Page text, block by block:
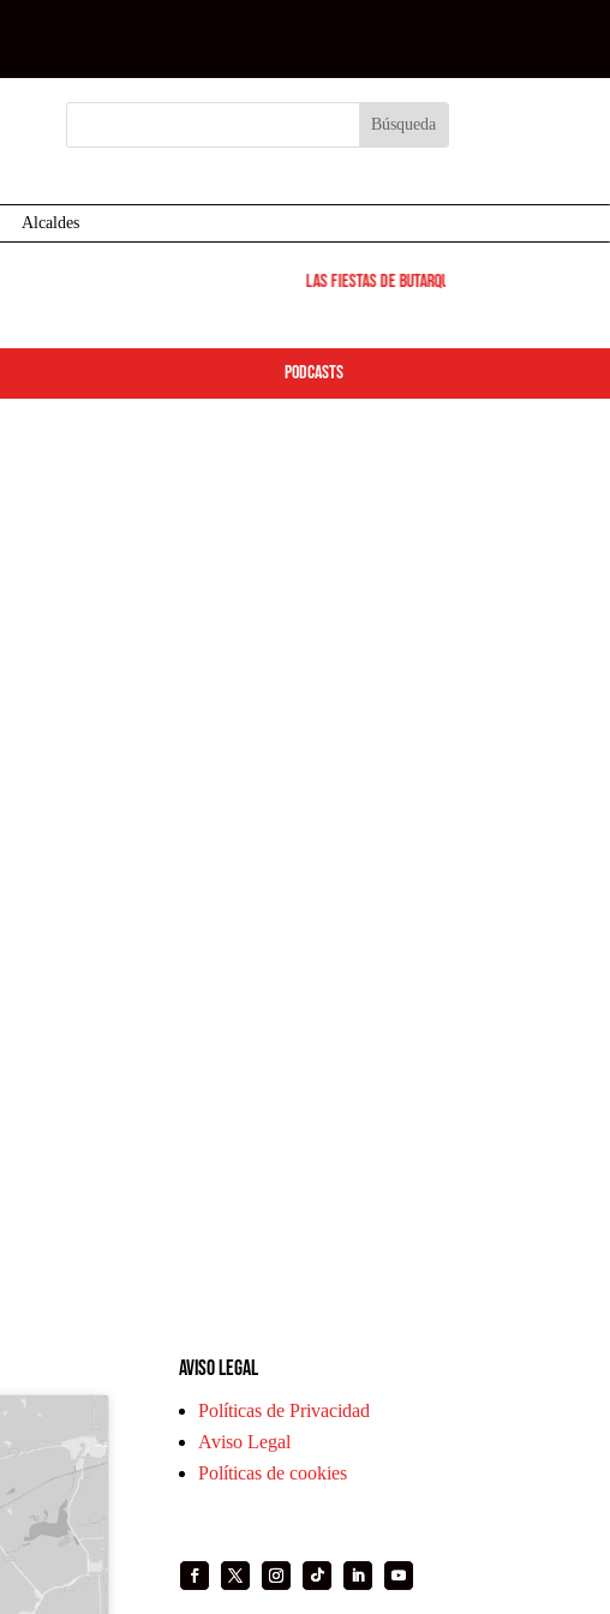
Alcaldes
Las Fiestas de Butarque 2026 arrancan este
podcasts
Aviso legal
Políticas de Privacidad
Aviso Legal
Políticas de cookies